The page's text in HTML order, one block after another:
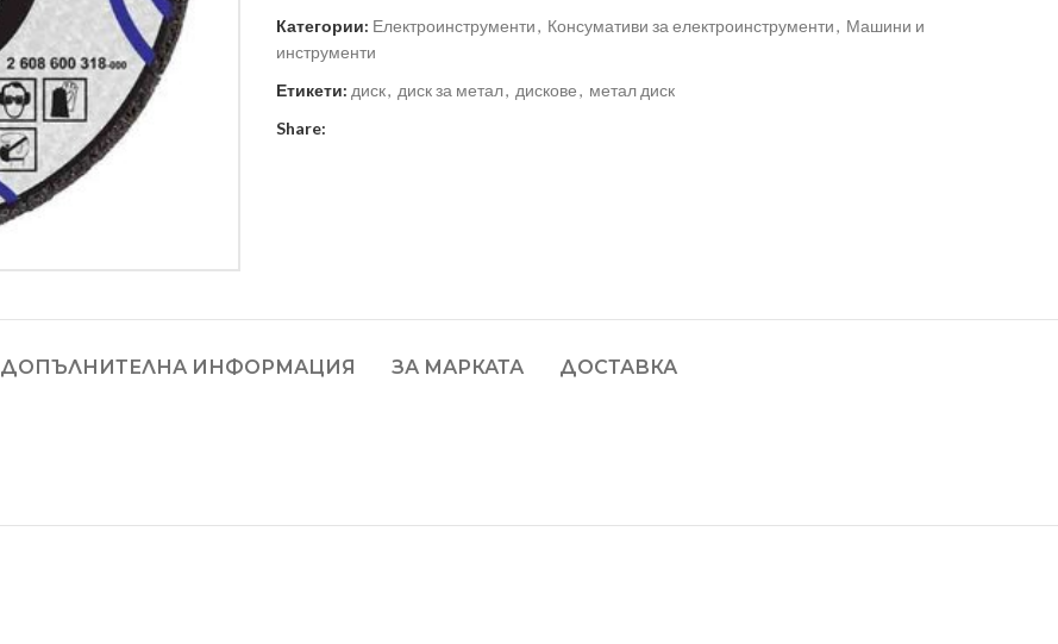
Категории: Електроинструменти, Консумативи за електроинструменти, Машини и
инструменти
Етикети: диск, диск за метал, дискове, метал диск
Share:
ДОПЪЛНИТЕЛНА ИНФОРМАЦИЯ ЗА МАРКАТА ДОСТАВКА